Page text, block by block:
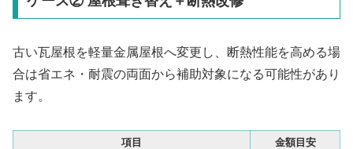
古い瓦屋根を軽量金属屋根へ変更し、断熱性能を高める場
合は省エネ・耐震の両面から補助対象になる可能性があり
ます。
項目
金額目安